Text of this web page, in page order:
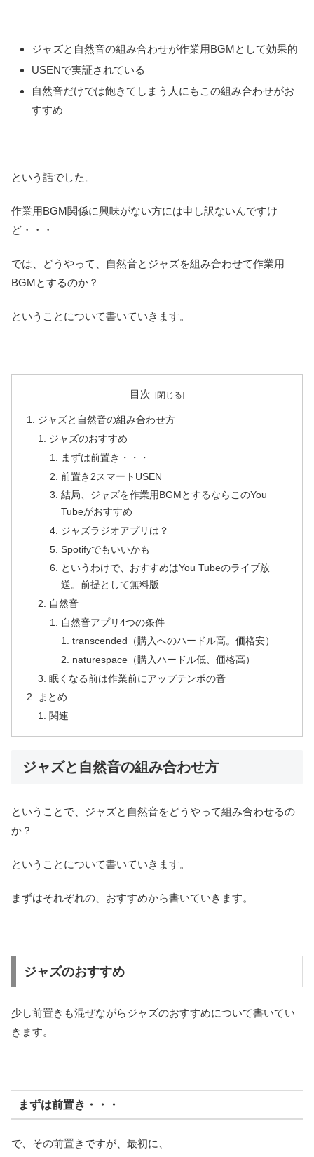
ジャズと自然音の組み合わせが作業用BGMとして効果的
USENで実証されている
自然音だけでは飽きてしまう人にもこの組み合わせがお
すすめ
という話でした。
作業用BGM関係に興味がない方には申し訳ないんですけ
ど・・・
では、どうやって、自然音とジャズを組み合わせて作業用
BGMとするのか？
ということについて書いていきます。
目次
ジャズと自然音の組み合わせ方
ジャズのおすすめ
まずは前置き・・・
前置き2スマートUSEN
結局、ジャズを作業用BGMとするならこのYou
Tubeがおすすめ
ジャズラジオアプリは？
Spotifyでもいいかも
というわけで、おすすめはYou Tubeのライブ放
送。前提として無料版
自然音
自然音アプリ4つの条件
transcended（購入へのハードル高。価格安）
naturespace（購入ハードル低、価格高）
眠くなる前は作業前にアップテンポの音
まとめ
関連
ジャズと自然音の組み合わせ方
ということで、ジャズと自然音をどうやって組み合わせるの
か？
ということについて書いていきます。
まずはそれぞれの、おすすめから書いていきます。
ジャズのおすすめ
少し前置きも混ぜながらジャズのおすすめについて書いてい
きます。
まずは前置き・・・
で、その前置きですが、最初に、